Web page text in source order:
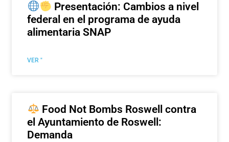
Presentación: Cambios a nivel
federal en el programa de ayuda
alimentaria SNAP
VER "
Food Not Bombs Roswell contra
el Ayuntamiento de Roswell:
Demanda